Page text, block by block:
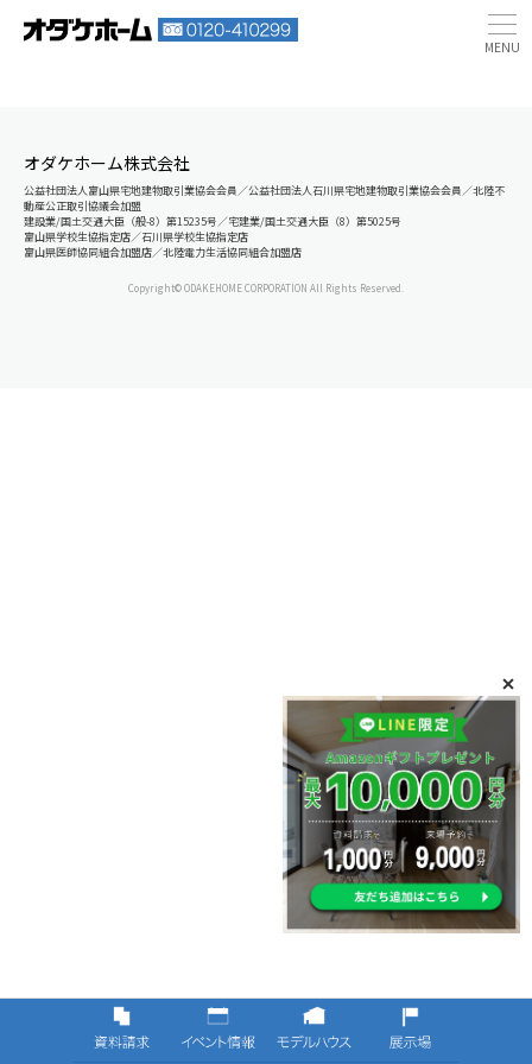
オダケホーム株式会社
公益社団法人富山県宅地建物取引業協会会員／公益社団法人石川県宅地建物取引業協会会員／北陸不
動産公正取引協議会加盟
建設業/国土交通大臣（般-8）第15235号／宅建業/国土交通大臣（8）第5025号
富山県学校生協指定店／石川県学校生協指定店
富山県医師協同組合加盟店／北陸電力生活協同組合加盟店
Copyright© ODAKEHOME CORPORATION All Rights Reserved.